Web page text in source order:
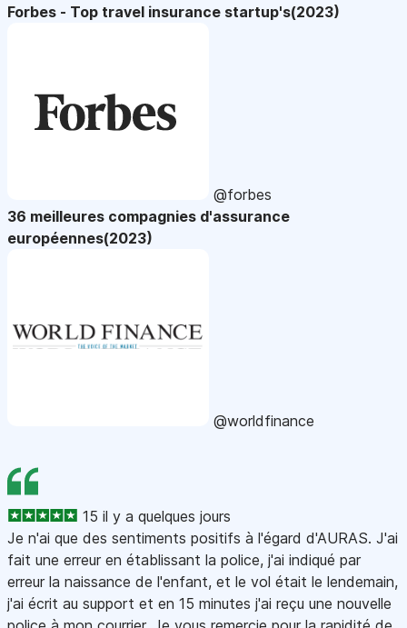
Forbes - Top travel insurance startup's(2023)
@forbes
36 meilleures compagnies d'assurance
européennes(2023)
@worldfinance
15 il y a quelques jours
Je n'ai que des sentiments positifs à l'égard d'AURAS. J'ai
fait une erreur en établissant la police, j'ai indiqué par
erreur la naissance de l'enfant, et le vol était le lendemain,
j'ai écrit au support et en 15 minutes j'ai reçu une nouvelle